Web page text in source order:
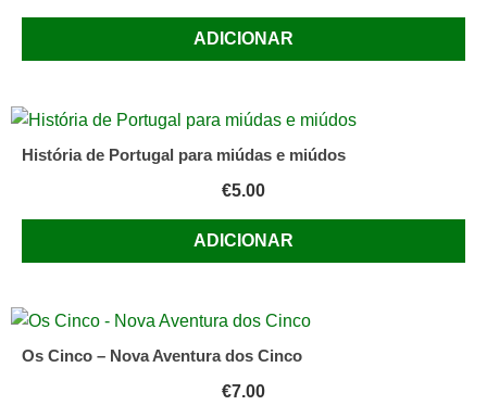
ADICIONAR
História de Portugal para miúdas e miúdos
€5.00
ADICIONAR
Os Cinco – Nova Aventura dos Cinco
€7.00